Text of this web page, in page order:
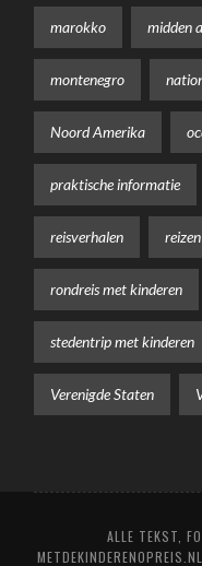
marokko midden
montenegro
Noord Amerika
praktische informatie
reisverhalen
rondreis met kinderen
stedentrip met kinderen
Verenigde Staten
ALLE TEKST,